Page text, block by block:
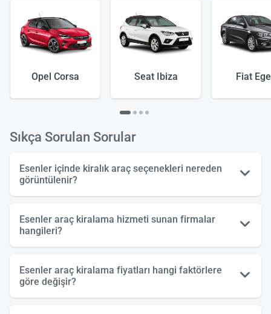
Opel Corsa Seat Ibiza Fiat
Sıkça Sorulan Sorular
Esenler içinde kiralık araç seçenekleri nereden
görüntülenir?
Esenler araç kiralama hizmeti sunan firmalar
hangileri?
Esenler araç kiralama fiyatları hangi faktörlere
göre değişir?